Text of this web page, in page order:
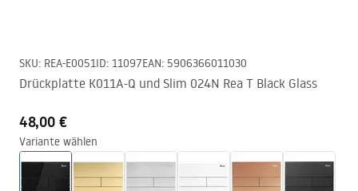
SKU: REA-E0051ID: 11097EAN: 5906366011030
Drückplatte K011A-Q und Slim 024N Rea T Black Glass
48,00 €
Variante wählen